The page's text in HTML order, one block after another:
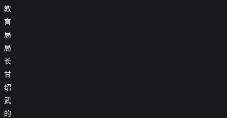
教
育
局
局
长
甘
绍
武
的